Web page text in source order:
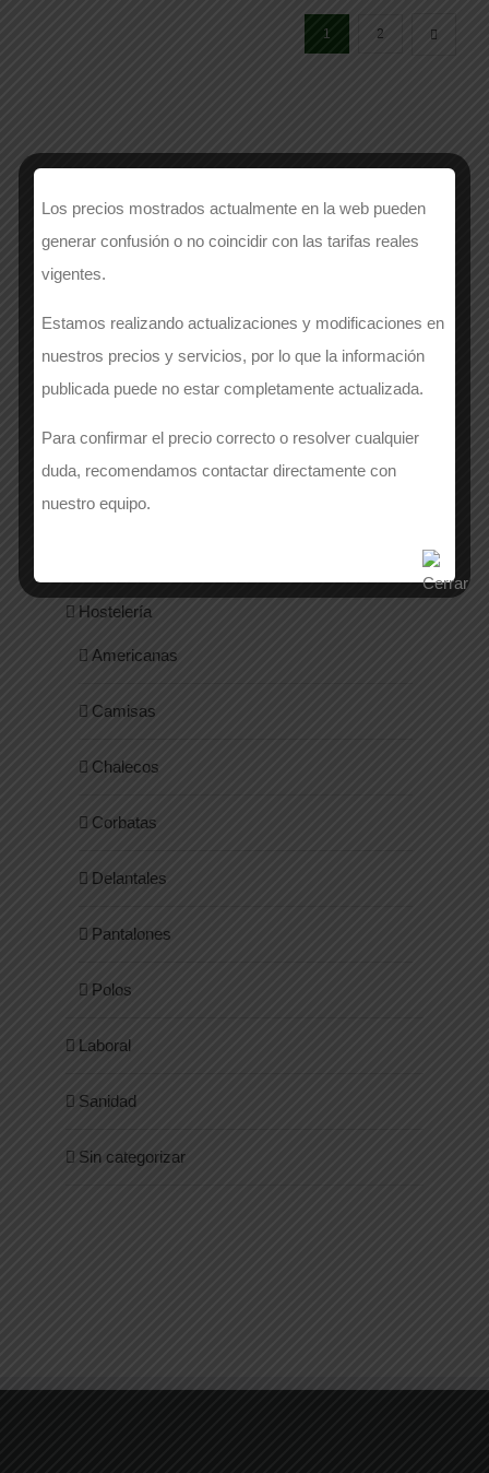
1 2
Categorías
Alta Visibilidad
Calzado
Hostelería
Americanas
Camisas
Chalecos
Corbatas
Delantales
Pantalones
Polos
Laboral
Sanidad
Sin categorizar
Los precios mostrados actualmente en la web pueden
generar confusión o no coincidir con las tarifas reales
vigentes.
Estamos realizando actualizaciones y modificaciones en
nuestros precios y servicios, por lo que la información
publicada puede no estar completamente actualizada.
Para confirmar el precio correcto o resolver cualquier
duda, recomendamos contactar directamente con
nuestro equipo.